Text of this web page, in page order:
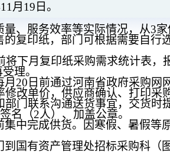
11 月 19 日。
量、服务效率等实际情况，从3家
的复印纸，部门可根据需要自行
将下月复印纸采购需求统计表
理。
月 20 日前通过河南省政府采购网
修改单价，供应商确认、打印采
门联系沟通送货事宜，交货时
名（2人）、加盖公章。
中完成供货。
因寒假、暑假等
到国有资产管理处招标采购科（